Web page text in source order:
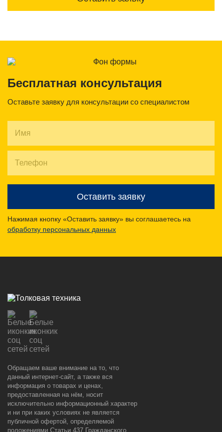
Бесплатная консультация
Оставьте заявку для консультации со специалистом
Оставить заявку
Нажимая кнопку «Оставить заявку» вы соглашаетесь на
обработку персональных данных
Обращаем ваше внимание на то, что
данный интернет-сайт, а также вся
информация о товарах и ценах,
предоставленная на нём, носит
исключительно информационный характер
и ни при каких условиях не является
публичной офертой, определяемой
положениями Статьи 437 Гражданского